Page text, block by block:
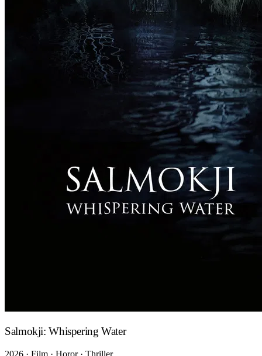
Salmokji: Whispering Water
2026 · Film · Horor · Thriller